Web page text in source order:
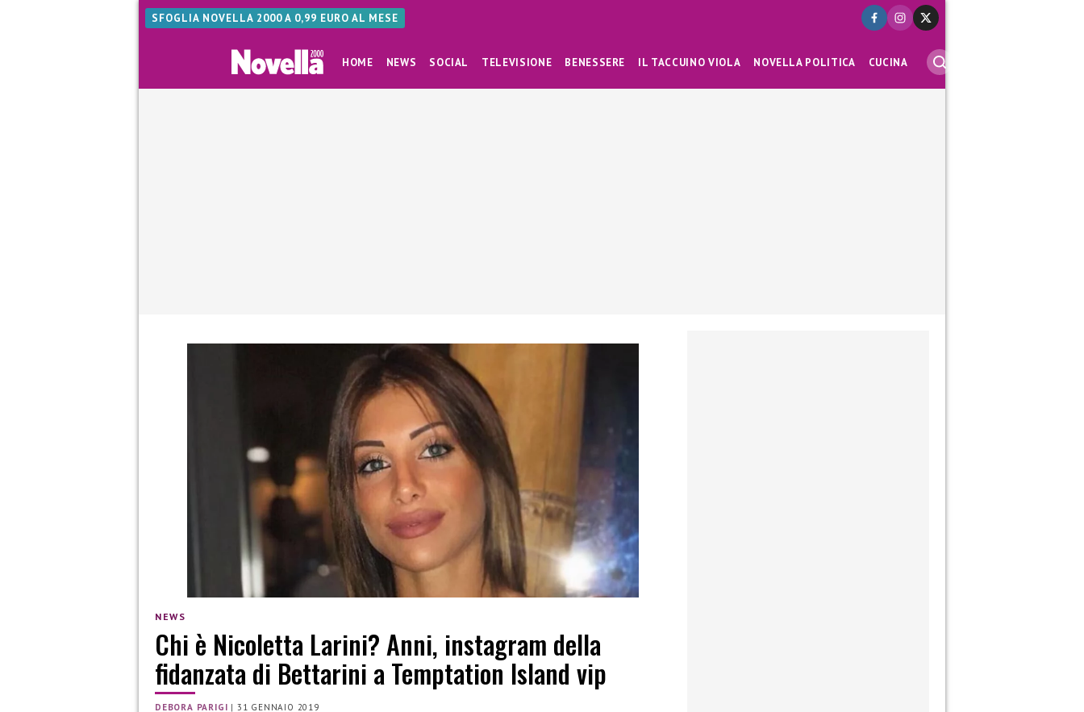
SFOGLIA NOVELLA 2000 A 0,99 EURO AL MESE
HOME NEWS SOCIAL TELEVISIONE BENESSERE IL TACCUINO VIOLA NOVELLA POLITICA CUCINA
NEWS
Chi è Nicoletta Larini? Anni, instagram della
fidanzata di Bettarini a Temptation Island vip
DEBORA PARIGI | 31 GENNAIO 2019